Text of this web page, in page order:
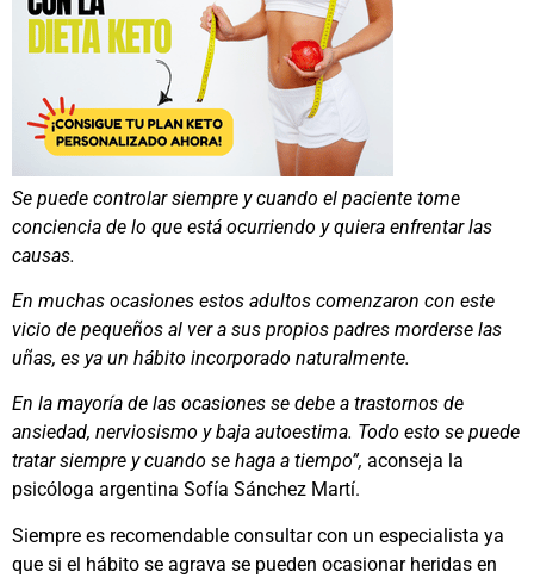
Se puede controlar siempre y cuando el paciente tome
conciencia de lo que está ocurriendo y quiera enfrentar las
causas.
En muchas ocasiones estos adultos comenzaron con este
vicio de pequeños al ver a sus propios padres morderse las
uñas, es ya un hábito incorporado naturalmente.
En la mayoría de las ocasiones se debe a trastornos de
ansiedad, nerviosismo y baja autoestima. Todo esto se puede
tratar siempre y cuando se haga a tiempo”, aconseja la
psicóloga argentina Sofía Sánchez Martí.
Siempre es recomendable consultar con un especialista ya
que si el hábito se agrava se pueden ocasionar heridas en